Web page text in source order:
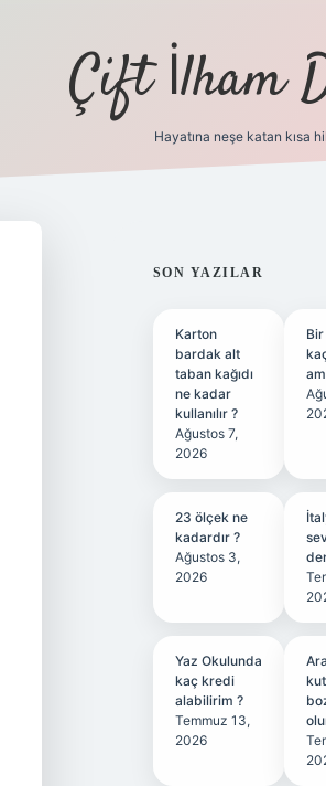
Çift İlham
Hayatına neşe katan kısa
SIDEBAR
SON YAZILAR
Karton
bardak alt
taban kağıdı
ne kadar
kullanılır ?
Ağustos 7,
2026
23 ölçek ne
kadardır ?
Ağustos 3,
2026
Yaz Okulunda
kaç kredi
alabilirim ?
Temmuz 13,
2026